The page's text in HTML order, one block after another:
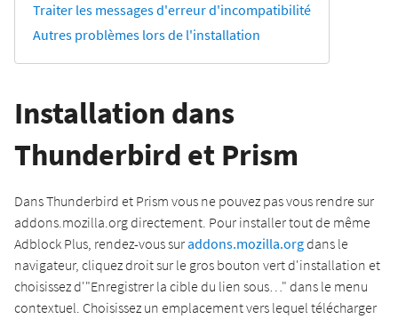
Traiter les messages d'erreur d'incompatibilité
Autres problèmes lors de l'installation
Installation dans
Thunderbird et Prism
Dans Thunderbird et Prism vous ne pouvez pas vous rendre sur
addons.mozilla.org directement. Pour installer tout de même
Adblock Plus, rendez-vous suraddons.mozilla.orgdans le
navigateur, cliquez droit sur le gros bouton vert d'installation et
choisissez d'"Enregistrer la cible du lien sous…" dans le menu
contextuel. Choisissez un emplacement vers lequel télécharger